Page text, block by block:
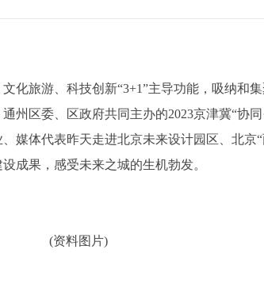
化旅游、科技创新“3+1”主导功能，吸纳和
州区委、区政府共同主办的2023京津冀“协
媒体代表昨天走进北京未来设计园区、北京
成果，感受未来之城的生机勃发。
(资料图片)